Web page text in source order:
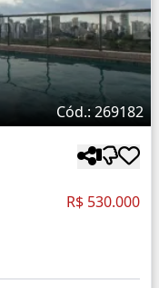
Cód.: 269182
R$ 530.000